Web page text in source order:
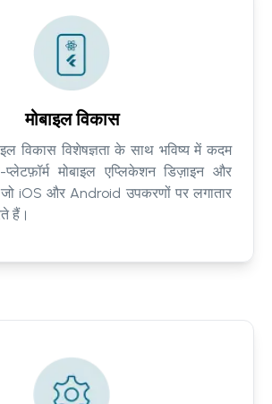
मोबाइल विकास
विकास विशेषज्ञता के साथ भविष्य में कदम
मोबाइल एप्लिकेशन डिज़ाइन और
iOS और Android उपकरणों पर लगातार
हैं।